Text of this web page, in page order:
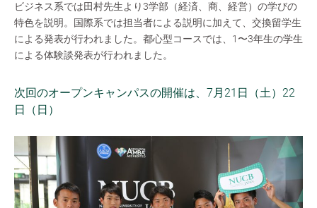
ビジネス系では田村先生より3学部（経済、商、経営）の学びの
特色を説明。国際系では担当者による説明に加えて、交換留学生
による発表が行われました。都心型コースでは、1〜3年生の学生
による体験談発表が行われました。
次回のオープンキャンパスの開催は、7月21日（土）22
日（日）